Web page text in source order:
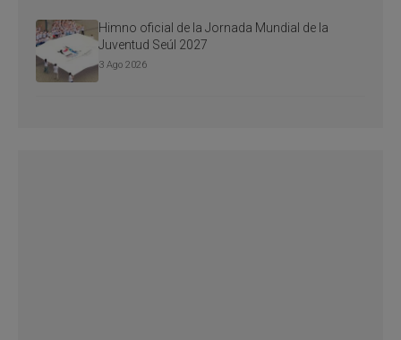
Himno oficial de la Jornada Mundial de la
Juventud Seúl 2027
3 Ago 2026